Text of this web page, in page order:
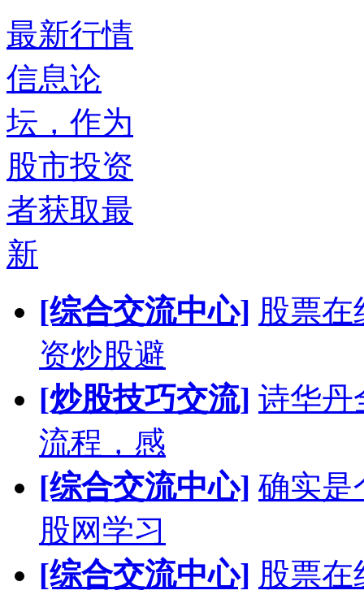
最新行情
信息论
坛，作为
股市投资
者获取最
新
[综合交流中心] 股票
资炒股避
[炒股技巧交流] 诗华丹
流程，感
[综合交流中心] 确实是
股网学习
[综合交流中心] 股票